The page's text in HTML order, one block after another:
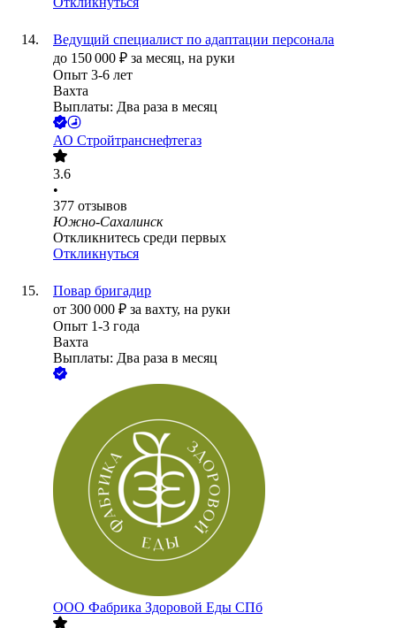
Ведущий специалист по адаптации персонала
до 150 000 ₽ за месяц, на руки
Опыт 3-6 лет
Вахта
Выплаты: Два раза в месяц
АО Стройтранснефтегаз
3.6
•
377 отзывов
Южно-Сахалинск
Откликнитесь среди первых
Откликнуться
Повар бригадир
от 300 000 ₽ за вахту, на руки
Опыт 1-3 года
Вахта
Выплаты: Два раза в месяц
ООО Фабрика Здоровой Еды СПб